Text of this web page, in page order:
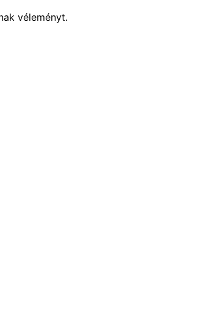
véleményt.